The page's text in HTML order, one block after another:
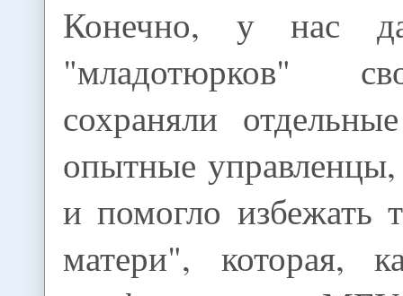
Конечно, у нас
"младотюрков"
сохраняли
опытные
и помогло избежать
матери", которая,